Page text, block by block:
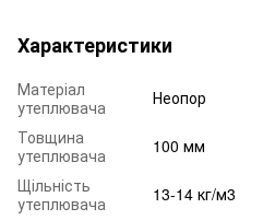
Характеристики
Матеріал
утеплювача
Неопор
Товщина
утеплювача
100 мм
Щільність
утеплювача
13-14 кг/м3